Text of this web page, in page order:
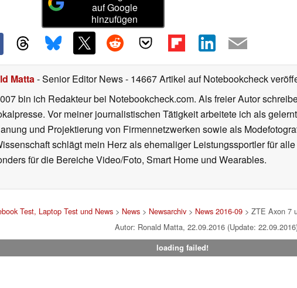
auf Google
hinzufügen
Matta- Senior Editor News- 14667 Artikel auf Notebookcheck
bin ich Redakteur bei Notebookcheck.com. Als freier Autor
Vor meiner journalistischen Tätigkeit arbeitete ich als
und Projektierung von Firmennetzwerken sowie als
schlägt mein Herz als ehemaliger Leistungssportler für
für die Bereiche Video/Foto, Smart Home und Wearables.
Test, Laptop Test und News > News > Newsarchiv > News 2016-09 > ZTE Axon 7
Autor: Ronald Matta, 22.09.2016 (Update:
loading failed!